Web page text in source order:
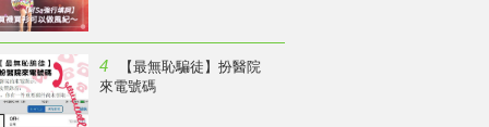
4
【最無恥騙徒】扮醫院
來電號碼